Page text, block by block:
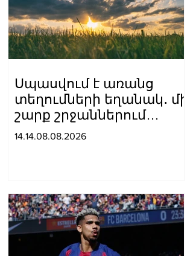
Սպասվում է առանց
տեղումների եղանակ․ մի
շարք շրջաններում
սպասվում է բարձր
14.14.08.08.2026